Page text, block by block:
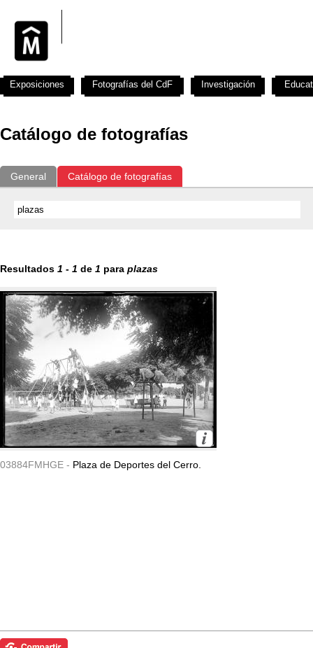
Catálogo de fotografías
General Catálogo de fotografías
Resultados 1 - 1 de 1 para plazas
03884FMHGE - Plaza de Deportes del Cerro.
Exposiciones Fotografías del CdF Investigación